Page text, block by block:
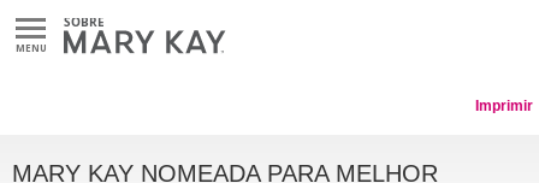
MENU
Imprimir
MARY KAY NOMEADA PARA MELHOR